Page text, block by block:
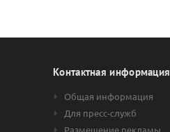
Контактная информация
Общая информация
Для пресс-служб